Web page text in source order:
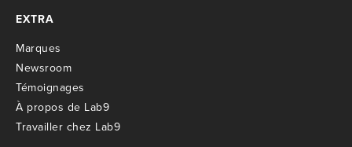
EXTRA
Marques
Newsroom
Témoignages
À propos de Lab9
Travailler chez Lab9